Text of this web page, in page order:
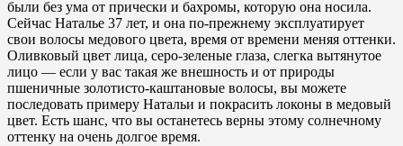
были без ума от прически и бахромы, которую она носила.
Сейчас Наталье 37 лет, и она по-прежнему эксплуатирует
свои волосы медового цвета, время от времени меняя оттенки.
Оливковый цвет лица, серо-зеленые глаза, слегка вытянутое
лицо — если у вас такая же внешность и от природы
пшеничные золотисто-каштановые волосы, вы можете
последовать примеру Натальи и покрасить локоны в медовый
цвет. Есть шанс, что вы останетесь верны этому солнечному
оттенку на очень долгое время.